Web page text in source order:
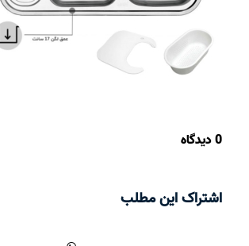
0 دیدگاه
اشتراک این مطلب